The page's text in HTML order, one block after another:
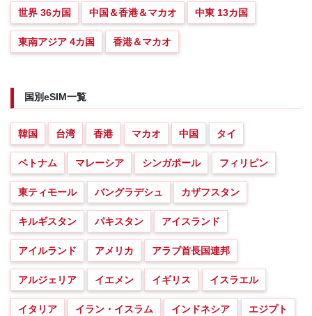
世界 36カ国 中国＆香港＆マカオ 中東 13カ国
東南アジア 4カ国 香港＆マカオ
国別eSIM一覧
韓国 台湾 香港 マカオ 中国 タイ
ベトナム マレーシア シンガポール フィリピン
東ティモール バングラデシュ カザフスタン
キルギスタン パキスタン アイスランド
アイルランド アメリカ アラブ首長国連邦
アルジェリア イエメン イギリス イスラエル
イタリア イラン・イスラム インドネシア エジプト